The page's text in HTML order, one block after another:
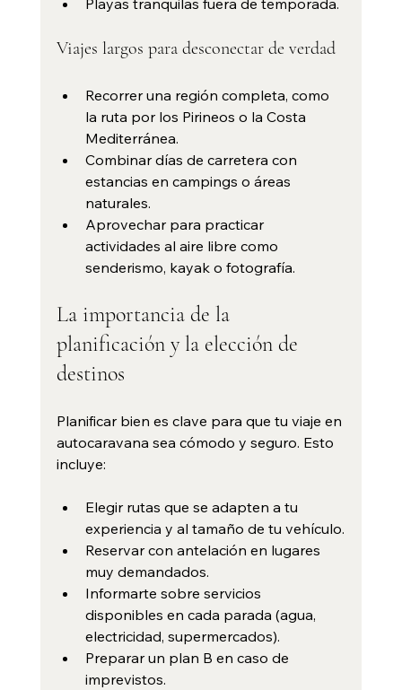
Playas tranquilas fuera de temporada.
Viajes largos para desconectar de verdad
Recorrer una región completa, como
la ruta por los Pirineos o la Costa
Mediterránea.
Combinar días de carretera con
estancias en campings o áreas
naturales.
Aprovechar para practicar
actividades al aire libre como
senderismo, kayak o fotografía.
La importancia de la
planificación y la elección de
destinos
Planificar bien es clave para que tu viaje en
autocaravana sea cómodo y seguro. Esto
incluye:
Elegir rutas que se adapten a tu
experiencia y al tamaño de tu vehículo.
Reservar con antelación en lugares
muy demandados.
Informarte sobre servicios
disponibles en cada parada (agua,
electricidad, supermercados).
Preparar un plan B en caso de
imprevistos.